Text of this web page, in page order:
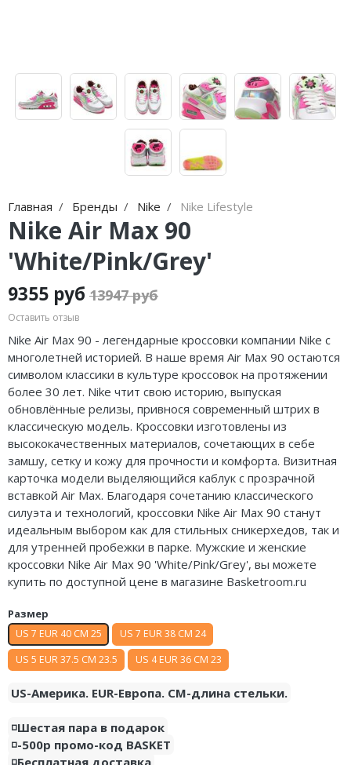
Главная Бренды Nike Nike Lifestyle
Nike Air Max 90
'White/Pink/Grey'
9355 руб 13947 руб
Оставить отзыв
Nike Air Max 90 - легендарные кроссовки компании Nike с
многолетней историей. В наше время Air Max 90 остаются
символом классики в культуре кроссовок на протяжении
более 30 лет. Nike чтит свою историю, выпуская
обновлённые релизы, привнося современный штрих в
классическую модель. Кроссовки изготовлены из
высококачественных материалов, сочетающих в себе
замшу, сетку и кожу для прочности и комфорта. Визитная
карточка модели выделяющийся каблук с прозрачной
вставкой Air Max. Благодаря сочетанию классического
силуэта и технологий, кроссовки Nike Air Max 90 станут
идеальным выбором как для стильных сникерхедов, так и
для утренней пробежки в парке. Мужские и женские
кроссовки Nike Air Max 90 'White/Pink/Grey', вы можете
купить по доступной цене в магазине Basketroom.ru
Размер
US 7 EUR 40 CM 25
US 7 EUR 38 CM 24
US 5 EUR 37.5 CM 23.5
US 4 EUR 36 CM 23
US-Америка. EUR-Европа. CM-длина стельки.
◽️Шестая пара в подарок
◽️-500р промо-код BASKET
◽️Бесплатная доставка
Air Jordan 312
Air Jordan 40
Air Jordan 37
Air Jordan 36
Air Jordan 1
Air Jordan 3
Air Jordan 4
Air Jordan 5
Air Jordan 6
Air Jordan 7
Air Jordan 10
Air Jordan 11
Air Jordan 12
Air Jordan 13
Air Jordan 15
Air Jordan 23
adidas Gazelle
adidas Handball
adidas Adizero
adidas Harden
adidas Dame
adidas AE
Adidas Yeezy Boost 350 V2